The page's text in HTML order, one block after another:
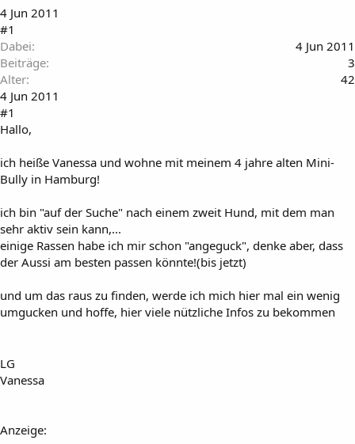
t
4 Jun 2011
#1
Dabei
4 Jun 2011
Beiträge
3
Alter
42
4 Jun 2011
#1
Hallo,
ich heiße Vanessa und wohne mit meinem 4 jahre alten Mini-
Bully in Hamburg!
ich bin "auf der Suche" nach einem zweit Hund, mit dem man
sehr aktiv sein kann,...
einige Rassen habe ich mir schon "angeguck", denke aber, dass
der Aussi am besten passen könnte!(bis jetzt)
und um das raus zu finden, werde ich mich hier mal ein wenig
umgucken und hoffe, hier viele nützliche Infos zu bekommen
LG
Vanessa
Anzeige: